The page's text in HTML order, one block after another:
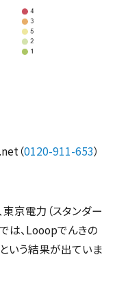
（0120-911-653）
京電力（スタンダー
は、Looopでんきの
いう結果が出ていま